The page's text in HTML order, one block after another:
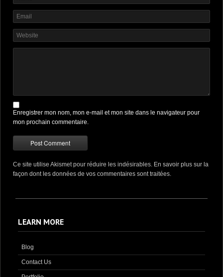
Enregistrer mon nom, mon e-mail et mon site dans le navigateur pour
mon prochain commentaire.
Ce site utilise Akismet pour réduire les indésirables. En savoir plus sur la
façon dont les données de vos commentaires sont traitées.
LEARN MORE
Blog
Contact Us